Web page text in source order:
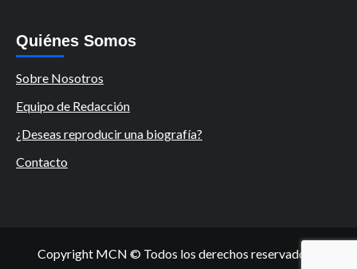
Quiénes Somos
Sobre Nosotros
Equipo de Redacción
¿Deseas reproducir una biografía?
Contacto
Copyright MCN © Todos los derechos reservados.